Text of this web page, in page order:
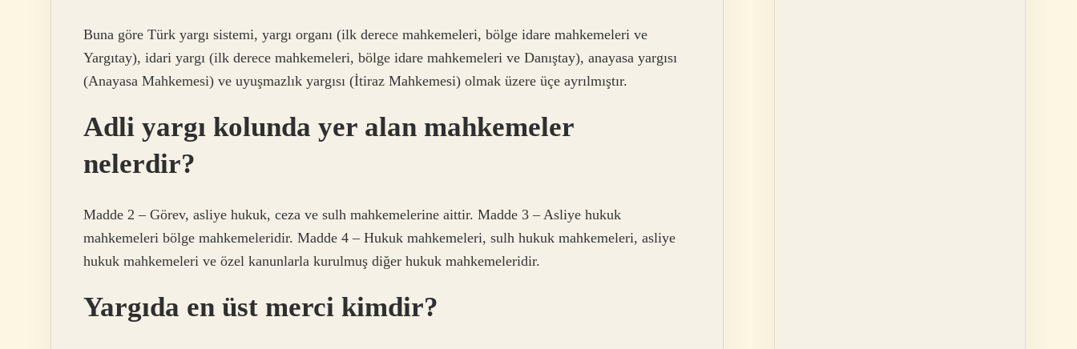
Buna göre Türk yargı sistemi, yargı organı (ilk derece mahkemeleri, bölge idare mahkemeleri ve
Yargıtay), idari yargı (ilk derece mahkemeleri, bölge idare mahkemeleri ve Danıştay), anayasa yargısı
(Anayasa Mahkemesi) ve uyuşmazlık yargısı (İtiraz Mahkemesi) olmak üzere üçe ayrılmıştır.
Adli yargı kolunda yer alan mahkemeler
nelerdir?
Madde 2 – Görev, asliye hukuk, ceza ve sulh mahkemelerine aittir. Madde 3 – Asliye hukuk
mahkemeleri bölge mahkemeleridir. Madde 4 – Hukuk mahkemeleri, sulh hukuk mahkemeleri, asliye
hukuk mahkemeleri ve özel kanunlarla kurulmuş diğer hukuk mahkemeleridir.
Yargıda en üst merci kimdir?